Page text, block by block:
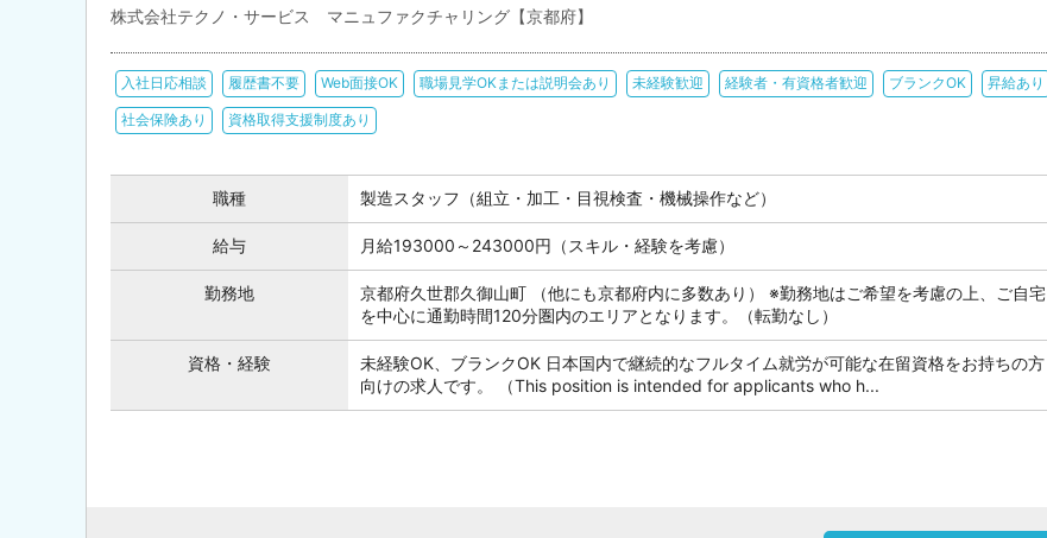
株式会社テクノ・サービス マニュファクチャリング【京都府】
入社日応相談 履歴書不要 Web面接OK 職場見学OKまたは説明会あり 未経験歓迎 経験者・有資格者歓迎 ブランクOK 昇給あり
社会保険あり 資格取得支援制度あり
職種 製造スタッフ（組立・加工・目視検査・機械操作など）
給与 月給193000～243000円（スキル・経験を考慮）
勤務地
京都府久世郡久御山町 （他にも京都府内に多数あり） ※勤務地はご希望を考慮の上、ご自宅
を中心に通勤時間120分圏内のエリアとなります。（転勤なし）
資格・経験
未経験OK、ブランクOK 日本国内で継続的なフルタイム就労が可能な在留資格をお持ちの方
向けの求人です。 （This position is intended for applicants who h...